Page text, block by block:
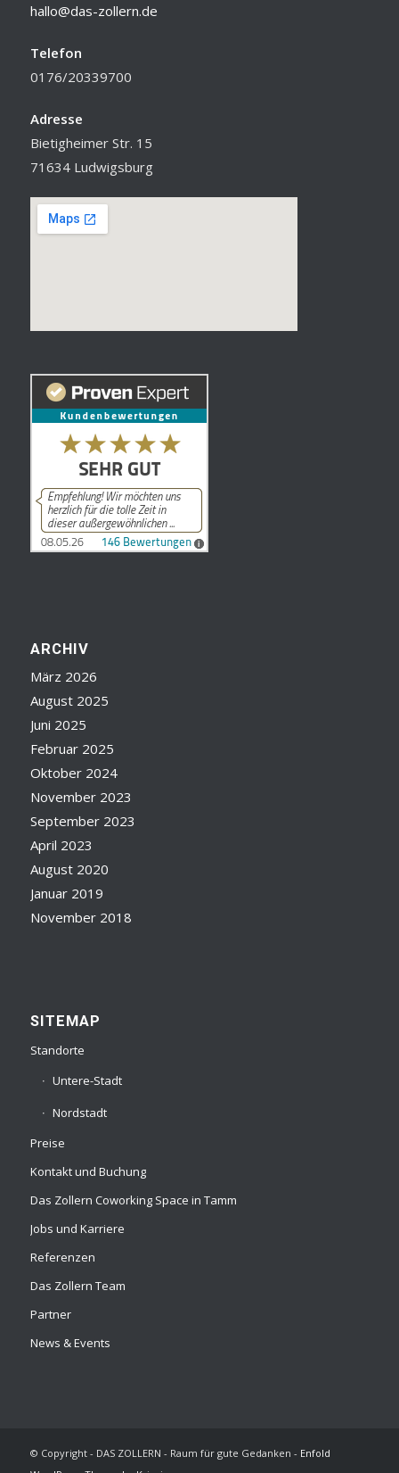
hallo@das-zollern.de
Telefon
0176/20339700
Adresse
Bietigheimer Str. 15
71634 Ludwigsburg
ARCHIV
März 2026
August 2025
Juni 2025
Februar 2025
Oktober 2024
November 2023
September 2023
April 2023
August 2020
Januar 2019
November 2018
SITEMAP
Standorte
Untere-Stadt
Nordstadt
Preise
Kontakt und Buchung
Das Zollern Coworking Space in Tamm
Jobs und Karriere
Referenzen
Das Zollern Team
Partner
News & Events
© Copyright - DAS ZOLLERN - Raum für gute Gedanken - Enfold